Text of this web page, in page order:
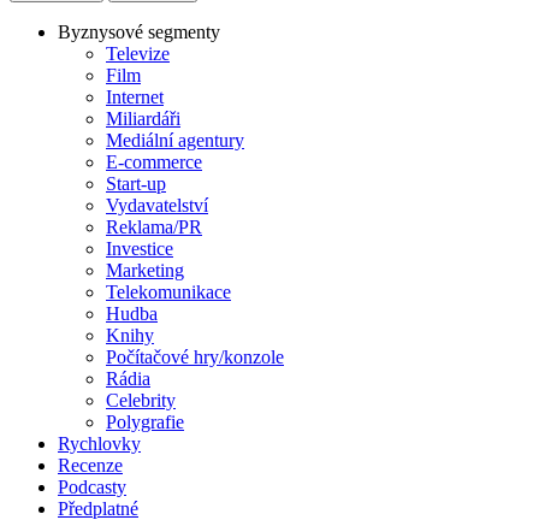
Byznysové segmenty
Televize
Film
Internet
Miliardáři
Mediální agentury
E-commerce
Start-up
Vydavatelství
Reklama/PR
Investice
Marketing
Telekomunikace
Hudba
Knihy
Počítačové hry/konzole
Rádia
Celebrity
Polygrafie
Rychlovky
Recenze
Podcasty
Předplatné